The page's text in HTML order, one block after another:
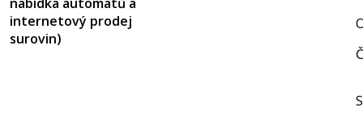
internetový prodej
surovin)